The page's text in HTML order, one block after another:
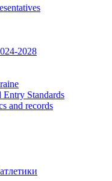
2028
Entry Standards
and records